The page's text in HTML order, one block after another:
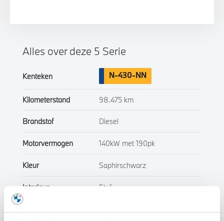
Alles over deze 5 Serie
Kenteken N-430-NN
Kilometerstand 98.475 km
Brandstof Diesel
Motorvermogen 140kW met 190pk
Kleur Saphirschwarz
Interieur Stof